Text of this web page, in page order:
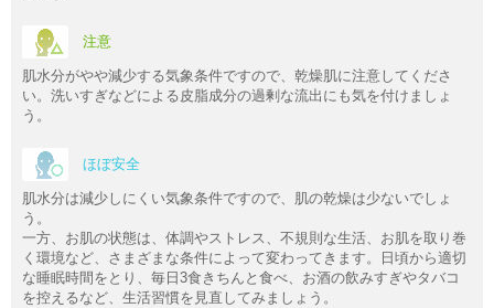
注意
肌水分がやや減少する気象条件ですので、乾燥肌に注意してくださ
い。洗いすぎなどによる皮脂成分の過剰な流出にも気を付けましょ
う。
ほぼ安全
肌水分は減少しにくい気象条件ですので、肌の乾燥は少ないでしょ
う。
一方、お肌の状態は、体調やストレス、不規則な生活、お肌を取り巻
く環境など、さまざまな条件によって変わってきます。日頃から適切
な睡眠時間をとり、毎日3食きちんと食べ、お酒の飲みすぎやタバコ
を控えるなど、生活習慣を見直してみましょう。